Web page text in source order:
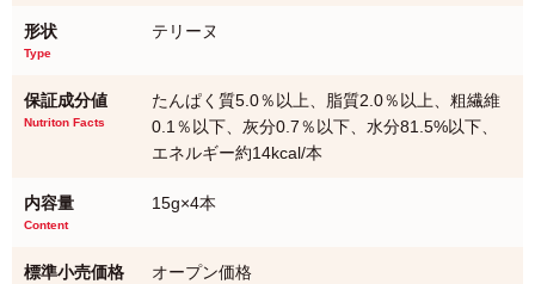
形状
Type
テリーヌ
保証成分値
Nutriton Facts
たんぱく質5.0％以上、脂質2.0％以上、粗繊維
0.1％以下、灰分0.7％以下、水分81.5%以下、
エネルギー約14kcal/本
内容量
Content
15g×4本
標準小売価格 オープン価格